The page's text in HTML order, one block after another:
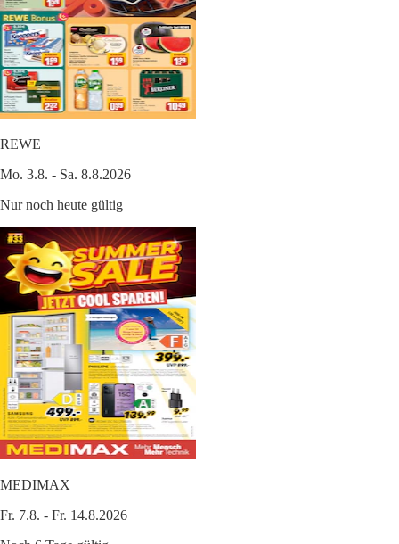
REWE
Mo. 3.8. - Sa. 8.8.2026
Nur noch heute gültig
MEDIMAX
Fr. 7.8. - Fr. 14.8.2026